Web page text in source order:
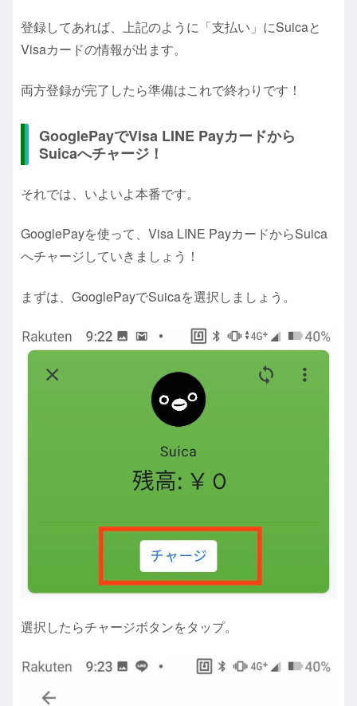
登録してあれば、上記のように「支払い」にSuicaと
Visaカードの情報が出ます。
両方登録が完了したら準備はこれで終わりです！
GooglePayでVisa LINE Payカードから
Suicaへチャージ！
それでは、いよいよ本番です。
GooglePayを使って、Visa LINE PayカードからSuica
へチャージしていきましょう！
まずは、GooglePayでSuicaを選択しましょう。
選択したらチャージボタンをタップ。